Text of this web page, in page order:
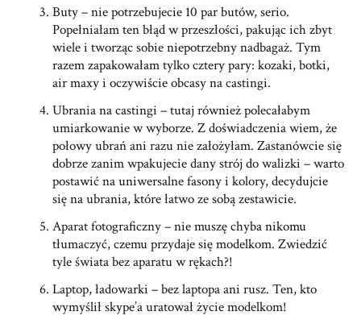
Buty – nie potrzebujecie 10 par butów, serio.
Popełniałam ten błąd w przeszłości, pakując ich zbyt
wiele i tworząc sobie niepotrzebny nadbagaż. Tym
razem zapakowałam tylko cztery pary: kozaki, botki,
air maxy i oczywiście obcasy na castingi.
Ubrania na castingi – tutaj również polecałabym
umiarkowanie w wyborze. Z doświadczenia wiem, że
połowy ubrań ani razu nie założyłam. Zastanówcie się
dobrze zanim wpakujecie dany strój do walizki – warto
postawić na uniwersalne fasony i kolory, decydujcie
się na ubrania, które łatwo ze sobą zestawicie.
Aparat fotograficzny – nie muszę chyba nikomu
tłumaczyć, czemu przydaje się modelkom. Zwiedzić
tyle świata bez aparatu w rękach?!
Laptop, ładowarki – bez laptopa ani rusz. Ten, kto
wymyślił skype’a uratował życie modelkom!